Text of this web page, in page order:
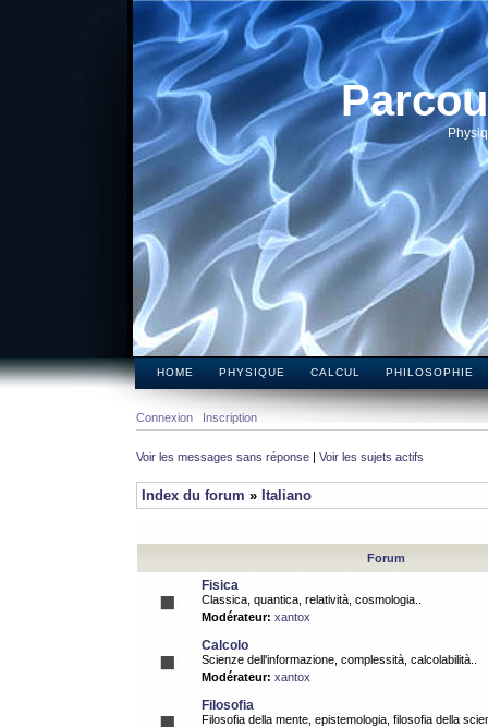
HOME PHYSIQUE CALCUL PHILOSOPHIE
Connexion Inscription
Voir les messages sans réponse | Voir les sujets actifs
Index du forum » Italiano
Forum
Fisica
Classica, quantica, relatività, cosmologia..
Modérateur: xantox
Calcolo
Scienze dell'informazione, complessità, calcolabilità..
Modérateur: xantox
Filosofia
Filosofia della mente, epistemologia, filosofia della